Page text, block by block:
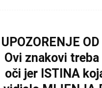
UPOZORENJE
Ovi znakovi
oči jer ISTINA